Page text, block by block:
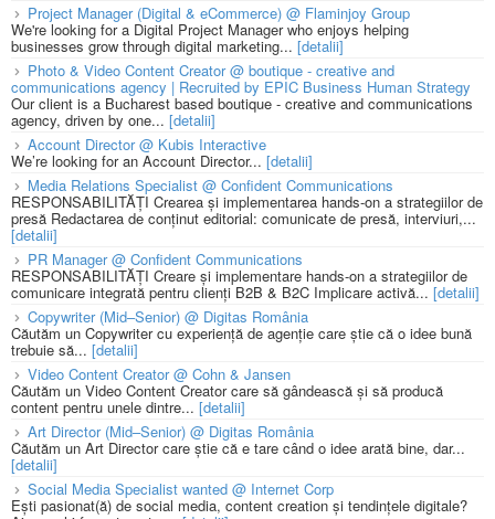
Project Manager (Digital & eCommerce) @ Flaminjoy Group
We're looking for a Digital Project Manager who enjoys helping
businesses grow through digital marketing... [detalii]
Photo & Video Content Creator @ boutique - creative and
communications agency | Recruited by EPIC Business Human Strategy
Our client is a Bucharest based boutique - creative and communications
agency, driven by one... [detalii]
Account Director @ Kubis Interactive
We’re looking for an Account Director... [detalii]
Media Relations Specialist @ Confident Communications
RESPONSABILITĂȚI Crearea și implementarea hands-on a strategiilor de
presă Redactarea de conținut editorial: comunicate de presă, interviuri,...
[detalii]
PR Manager @ Confident Communications
RESPONSABILITĂȚI Creare și implementare hands-on a strategiilor de
comunicare integrată pentru clienți B2B & B2C Implicare activă... [detalii]
Copywriter (Mid–Senior) @ Digitas România
Căutăm un Copywriter cu experiență de agenție care știe că o idee bună
trebuie să... [detalii]
Video Content Creator @ Cohn & Jansen
Căutăm un Video Content Creator care să gândească și să producă
content pentru unele dintre... [detalii]
Art Director (Mid–Senior) @ Digitas România
Căutăm un Art Director care știe că e tare când o idee arată bine, dar...
[detalii]
Social Media Specialist wanted @ Internet Corp
Ești pasionat(ă) de social media, content creation și tendințele digitale?